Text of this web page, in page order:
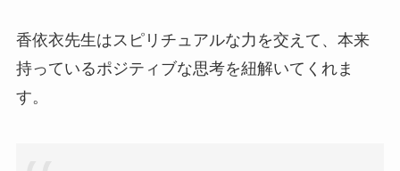
香依衣先生はスピリチュアルな力を交えて、本来
持っているポジティブな思考を紐解いてくれま
す。